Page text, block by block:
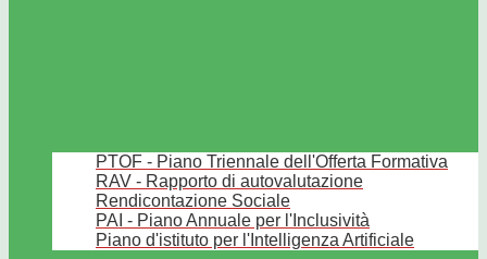
PTOF - Piano Triennale dell'Offerta Formativa
RAV - Rapporto di autovalutazione
Rendicontazione Sociale
PAI - Piano Annuale per l'Inclusività
Piano d'istituto per l'Intelligenza Artificiale